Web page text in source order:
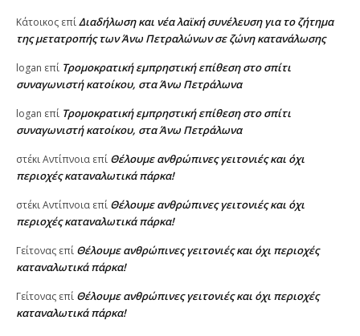
Κάτοικος επίΔιαδήλωση και νέα λαϊκή συνέλευση για το ζήτημα
της μετατροπής των Άνω Πετραλώνων σε ζώνη κατανάλωσης
logan επί Τρομοκρατική εμπρηστική επίθεση στο σπίτι
συναγωνιστή κατοίκου, στα Άνω Πετράλωνα
logan επί Τρομοκρατική εμπρηστική επίθεση στο σπίτι
συναγωνιστή κατοίκου, στα Άνω Πετράλωνα
στέκι Αντίπνοια επί Θέλουμε ανθρώπινες γειτονιές και όχι
περιοχές καταναλωτικά πάρκα!
στέκι Αντίπνοια επί Θέλουμε ανθρώπινες γειτονιές και όχι
περιοχές καταναλωτικά πάρκα!
Γείτονας επί Θέλουμε ανθρώπινες γειτονιές και όχι περιοχές
καταναλωτικά πάρκα!
Γείτονας επί Θέλουμε ανθρώπινες γειτονιές και όχι περιοχές
καταναλωτικά πάρκα!